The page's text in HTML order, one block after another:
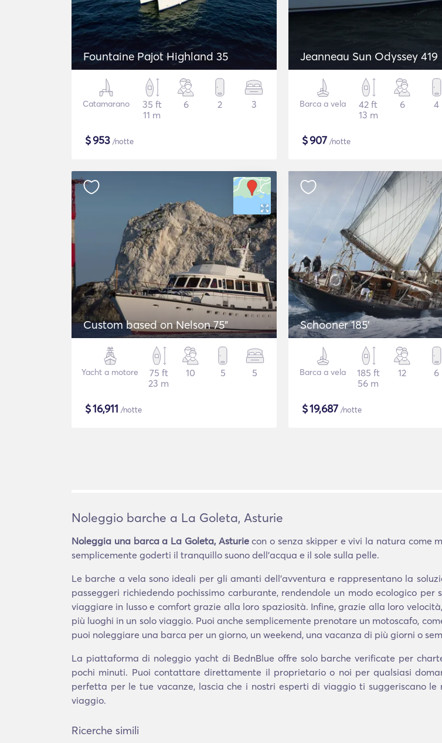
Fountaine Pajot Highland 35
Catamarano
35 ft
11 m
6 2 3
$953 /notte
Jeanneau Sun Odyssey 419
Barca a vela
42 ft
13 m
6 4
$907 /notte
Custom based on Nelson 75"
Yacht a motore
75 ft
23 m
10 5 5
$16,911 /notte
Schooner 185'
Barca a vela
185 ft
56 m
12 6
$19,687 /notte
Noleggio barche a La Goleta, Asturie
Noleggia una barca a La Goleta, Asturiecon o senza skipper e vivi la natura come
semplicemente goderti il tranquillo suono dell'acqua e il sole sulla pelle.
Le barche a vela sono ideali per gli amanti dell'avventura e rappresentano la
passeggeri richiedendo pochissimo carburante, rendendole un modo ecologico
viaggiare in lusso e comfort grazie alla loro spaziosità. Infine, grazie alla loro
più luoghi in un solo viaggio. Puoi anche semplicemente prenotare un motoscafo,
puoi noleggiare una barca per un giorno, un weekend, una vacanza di più giorni o
La piattaforma di noleggio yacht di BednBlue offre solo barche verificate per
pochi minuti. Puoi contattare direttamente il proprietario o noi per qualsiasi
perfetta per le tue vacanze, lascia che i nostri esperti di viaggio ti suggeriscano
viaggio.
Ricerche simili